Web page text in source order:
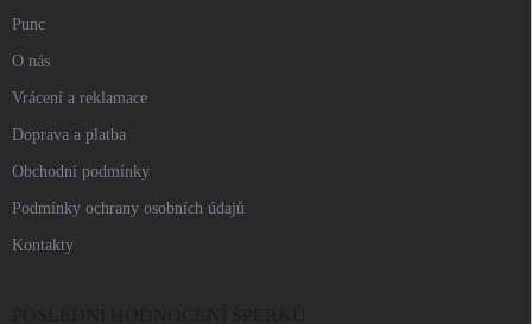
Punc
O nás
Vrácení a reklamace
Doprava a platba
Obchodní podmínky
Podmínky ochrany osobních údajů
Kontakty